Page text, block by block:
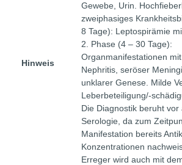
Hinweis
Gewebe, Urin.
zweiphasiges
8 Tage): Leptospirämie
2. Phase (4 – 30 Tage):
Organmanifestationen mit
Nephritis, seröser
unklarer Genese. Milde
Leberbeteiligung/-
Die Diagnostik beruht
Serologie, da zum
Manifestation bereits
Konzentrationen
Erreger wird auch mit